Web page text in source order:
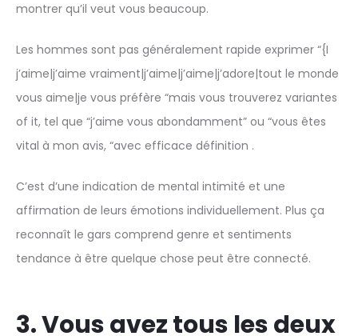
montrer qu’il veut vous beaucoup.
Les hommes sont pas généralement rapide exprimer “{I
j’aime|j’aime vraiment|j’aime|j’aime|j’adore|tout le monde
vous aime|je vous préfère “mais vous trouverez variantes
of it, tel que “j’aime vous abondamment” ou “vous êtes
vital à mon avis, “avec efficace définition .
C’est d’une indication de mental intimité et une
affirmation de leurs émotions individuellement. Plus ça
reconnaît le gars comprend genre et sentiments
tendance à être quelque chose peut être connecté.
3. Vous avez tous les deux